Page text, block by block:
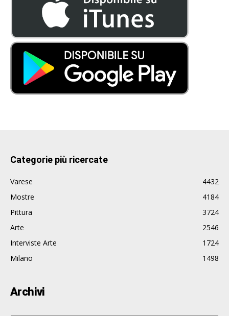
Categorie più ricercate
Varese
4432
Mostre
4184
Pittura
3724
Arte
2546
Interviste Arte
1724
Milano
1498
Archivi
Archivi